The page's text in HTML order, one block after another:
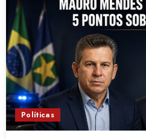
Políticas